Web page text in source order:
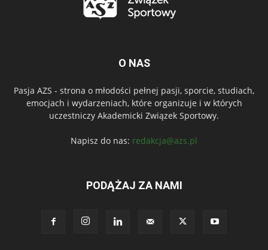
O NAS
Pasja AZS - strona o młodości pełnej pasji, sporcie, studiach,
emocjach i wydarzeniach, które organizuje i w których
uczestniczy Akademicki Związek Sportowy.
Napisz do nas: redakcja@azs.pl
PODĄŻAJ ZA NAMI